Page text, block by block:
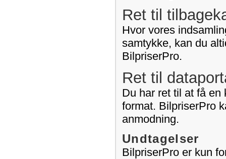
Ret til
Hvor vores
samtykke, kan du
BilpriserPro.
Ret til
Du har ret til at få
format. BilpriserPro
anmodning.
Undtagelser
BilpriserPro er kun